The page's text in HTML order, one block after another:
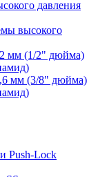
давления
высокого
мм (1/2" дюйма)
мм (3/8" дюйма)
Push-Lock